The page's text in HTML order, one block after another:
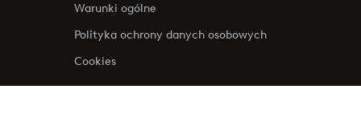
Warunki ogólne
Polityka ochrony danych osobowych
Cookies